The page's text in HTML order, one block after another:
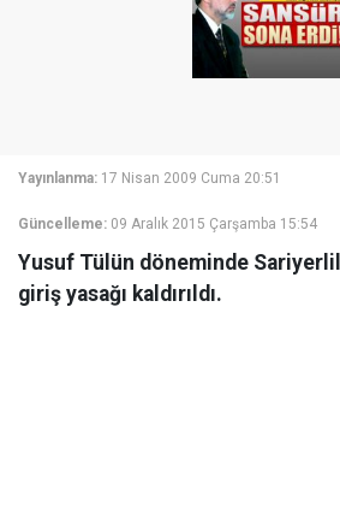
Yayınlanma: 17 Nisan 2009 Cuma 20:51
Güncelleme: 09 Aralık 2015 Çarşamba 15:54
Yusuf Tülün döneminde
giriş yasağı kaldırıldı.